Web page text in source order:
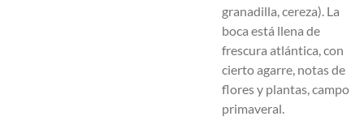
granadilla, cereza). La
boca está llena de
frescura atlántica, con
cierto agarre, notas de
flores y plantas, campo
primaveral.